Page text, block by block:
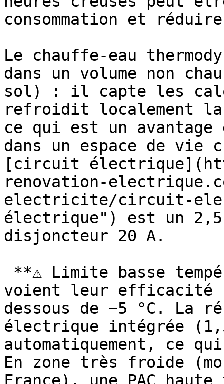
consommation et
Le chauffe-eau
dans un volume non
sol) : il capte les
refroidit localement
ce qui est un avantage
dans un espace de
[circuit
renovation-
electricite/circuit-
électrique") est un 2,5
disjoncteur 20 A.
voient leur efficacité
dessous de −5 °C. La
électrique intégrée
automatiquement, ce
En zone très froide